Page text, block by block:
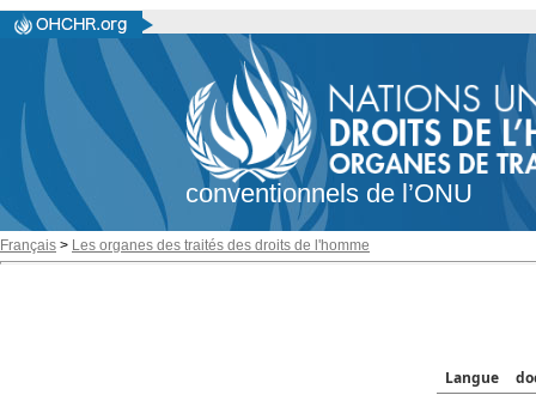
conventionnels de l’ONU
Français > Les organes des traités des droits de l'homme
Langue